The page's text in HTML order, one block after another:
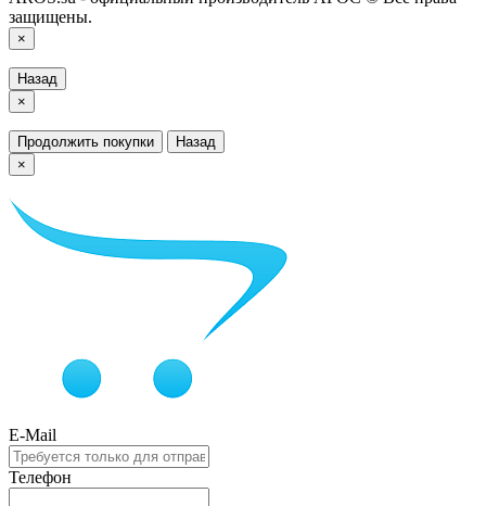
защищены.
×
Назад
×
Продолжить покупки
Назад
×
E-Mail
Телефон